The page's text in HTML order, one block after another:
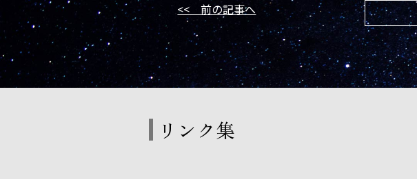
<< 前の記事へ
リンク集